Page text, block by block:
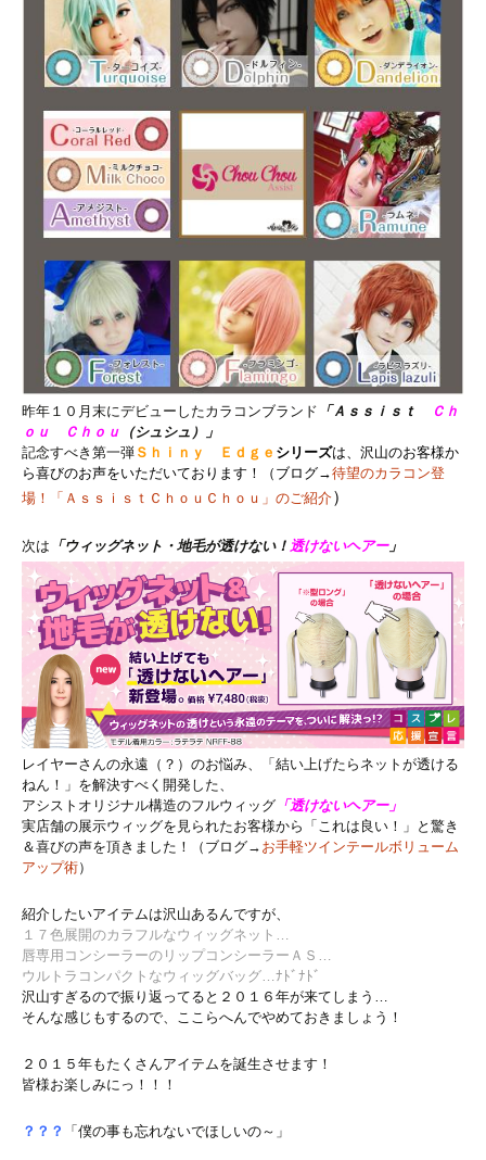
昨年１０月末にデビューしたカラコンブランド 「 Ａｓｓｉｓｔ
Ｃｈ
ｏｕ Ｃｈｏｕ （シュシュ）」
記念すべき第一弾 Ｓｈｉｎｙ Ｅｄｇｅ シリーズは、沢山のお客様か
ら喜びのお声をいただいております！（ブログ→待望のカラコン登
場！「ＡｓｓｉｓｔＣｈｏｕＣｈｏｕ」のご紹介）
次は 「ウィッグネット・地毛が透けない！ 透けないヘアー」
レイヤーさんの永遠（？）のお悩み、「結い上げたらネットが透ける
ねん！」を解決すべく開発した、
アシストオリジナル構造のフルウィッグ 「透けないヘアー」
実店舗の展示ウィッグを見られたお客様から「これは良い！」と驚き
＆喜びの声を頂きました！（ブログ→ お手軽ツインテールボリューム
アップ術）
紹介したいアイテムは沢山あるんですが、
１７色展開のカラフルなウィッグネット…
唇専用コンシーラーのリップコンシーラーＡＳ…
ウルトラコンパクトなウィッグバッグ…ﾅﾄﾞﾅﾄﾞ
沢山すぎるので振り返ってると２０１６年が来てしまう…
そんな感じもするので、ここらへんでやめておきましょう！
２０１５年もたくさんアイテムを誕生させます！
皆様お楽しみにっ！！！
？？？ 「僕の事も忘れないでほしいの～」